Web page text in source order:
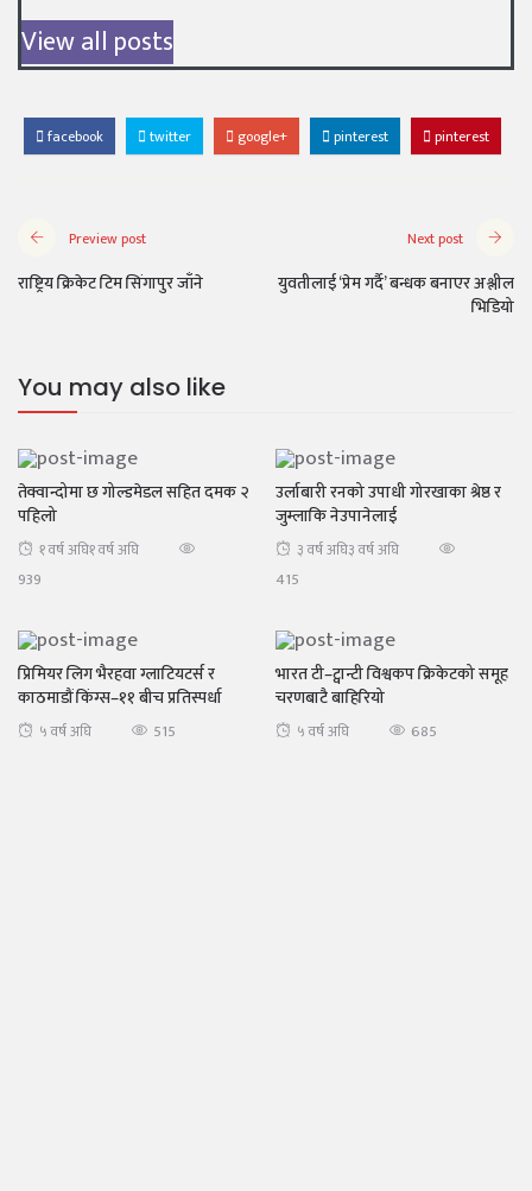
View all posts
facebook twitter google+ pinterest pinterest
Preview post
राष्ट्रिय क्रिकेट टिम सिंगापुर जाँने
Next post
युवतीलाई ‘प्रेम गर्दै’ बन्धक बनाएर अश्लील
भिडियो
You may also like
तेक्वान्दोमा छ गोल्डमेडल सहित दमक २
पहिलो
१ वर्ष अघि१ वर्ष अघि
939
उर्लाबारी रनको उपाधी गोरखाका श्रेष्ठ र
जुम्लाकि नेउपानेलाई
३ वर्ष अघि३ वर्ष अघि
415
प्रिमियर लिग भैरहवा ग्लाटियटर्स र
काठमाडौं किंग्स–११ बीच प्रतिस्पर्धा
५ वर्ष अघि 515
भारत टी–ट्वान्टी विश्वकप क्रिकेटको समूह
चरणबाटै बाहिरियो
५ वर्ष अघि 685